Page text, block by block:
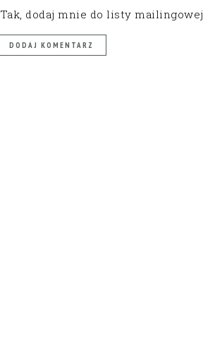
Tak, dodaj mnie do listy mailingowej